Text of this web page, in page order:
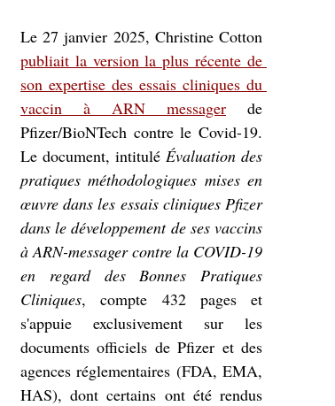
publiait la version la plus récente de
son expertise des essais cliniques du
vaccin à ARN messager de
Pfizer/BioNTech contre le Covid-19.
Le document, intitulé Évaluation des
pratiques méthodologiques mises en
œuvre dans les essais cliniques Pfizer
dans le développement de ses vaccins
à ARN-messager contre la COVID-19
en regard des Bonnes Pratiques
Cliniques, compte 432 pages et
s'appuie exclusivement sur les
documents officiels de Pfizer et des
agences réglementaires (FDA, EMA,
HAS), dont certains ont été rendus